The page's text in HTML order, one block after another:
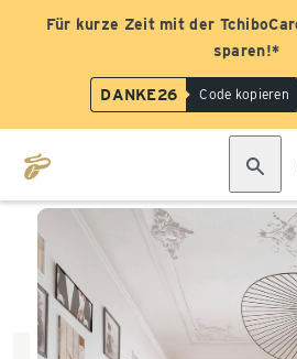
Für kurze Zeit mit der
sparen!*
DANKE26 Code kopieren